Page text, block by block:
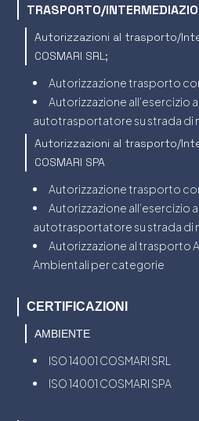
TRASPORTO/
Autorizzazioni al trasporto/
COSMARI SRL;
Autorizzazione trasporto
Autorizzazione all’esercizio
autotrasportatore su strada di
Autorizzazioni al trasporto/
COSMARI SPA
Autorizzazione trasporto
Autorizzazione all’esercizio
autotrasportatore su strada di
Autorizzazione al trasporto
Ambientali per categorie
CERTIFICAZIONI
AMBIENTE
ISO 14001 COSMARI SRL
ISO 14001 COSMARI SPA